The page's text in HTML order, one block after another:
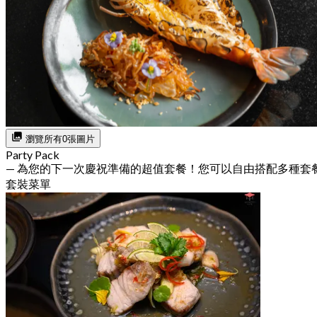
瀏覽所有0張圖片
Party Pack
— 為您的下一次慶祝準備的超值套餐！您可以自由搭配多種套
套裝菜單